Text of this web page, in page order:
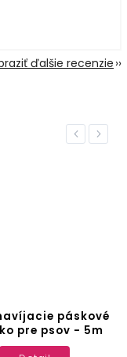
ďalšie recenzie
Previous
páskové
pre psov - 5m
Next